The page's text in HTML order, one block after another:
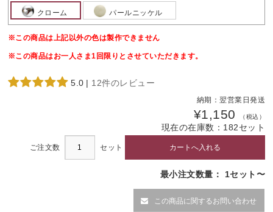
クローム パールニッケル
※この商品は上記以外の色は製作できません
※この商品はお一人さま1回限りとさせていただきます。
5.0 | 12件のレビュー
納期：翌営業日発送
¥1,150 （税込）
現在の在庫数： 182セット
ご注文数 セット
最小注文数量： 1セット〜
この商品に関するお問い合わせ